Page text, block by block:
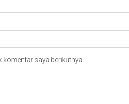
saya berikutnya.